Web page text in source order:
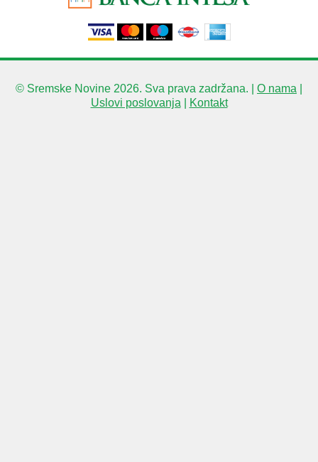
© Sremske Novine 2026. Sva prava zadržana. | O nama
Uslovi poslovanja
Kontakt